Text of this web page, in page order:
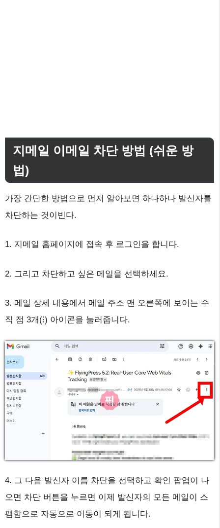
지메일 이메일 차단 방법 (쉬운 방
법)
가장 간단한 방법으로 먼저 알아보면 하나하나 발신자를
차단하는 것이빈다.
1. 지메일 홈페이지에 접속 후 로그인을 합니다.
2. 그리고 차단하고 싶은 메일을 선택하세요.
3. 메일 상세 내용에서 메일 주소 맨 오른쪽에 보이는 수
직 점 3개(⁝) 아이콘을 눌러줍니다.
4. 그 다음 발신자 이름 차단을 선택하고 확인 팝업이 나
오면 차단 버튼을 누르면 이제 발신자의 모든 메일이 스
팸함으로 자동으로 이동이 되게 됩니다.